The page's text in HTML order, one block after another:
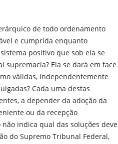
de todo ordenamento
e cumprida enquanto
positivo que sob ela se
supremacia? Ela se dará em face
válidas, independentemente
Cada uma destas
a depender da adoção da
ou da recepção
indica qual das soluções deve
do Supremo Tribunal Federal,